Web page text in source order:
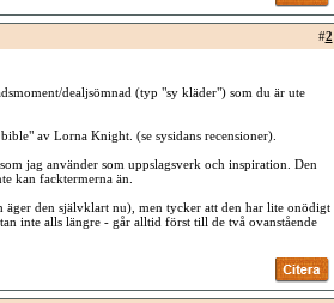
#2
dealjsömnad (typ "sy kläder") som du är ute
av Lorna Knight. (se sysidans recensioner).
jag använder som uppslagsverk och inspiration. Den
kan facktermerna än.
äger den självklart nu), men tycker att den har lite onödigt
inte alls längre - går alltid först till de två ovanstående